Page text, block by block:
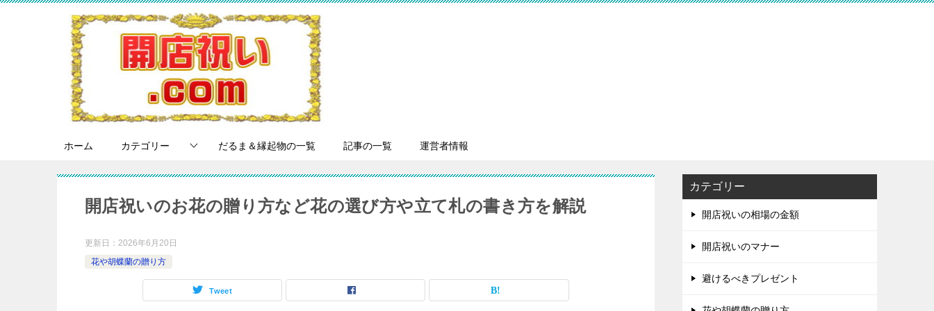
ホーム カテゴリー だるま＆縁起物の一覧 記事の一覧 運営者情報
開店祝いのお花の贈り方など花の選び方や立て札の書き方を解説
更新日： 2026年6月20日
花や胡蝶蘭の贈り方
Tweet
カテゴリー
開店祝いの相場の金額
開店祝いのマナー
避けるべきプレゼント